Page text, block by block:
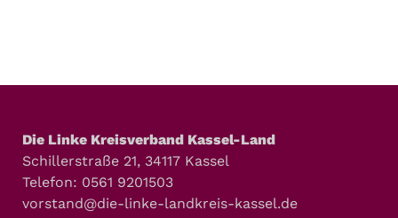
Die Linke Kreisverband Kassel-Land
Schillerstraße 21, 34117 Kassel
Telefon: 0561 9201503
vorstand@die-linke-landkreis-kassel.de